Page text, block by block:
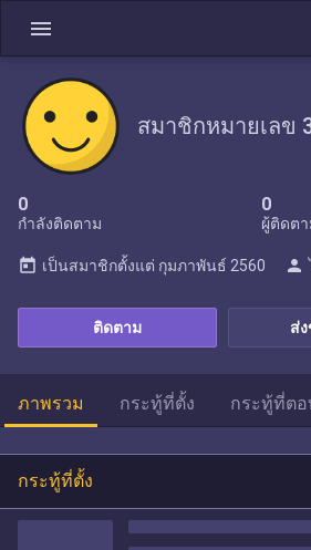
menu
สมาชิกหมายเลข
0
กำลังติดตาม
0
ผู้ติดต
ส่
ติดตาม
today เป็นสมาชิกตั้งแต่ กุมภาพันธ์ 2560 person
ภาพรวม กระทู้ที่ตั้ง กระทู้ที่ตอ
กระทู้ที่ตั้ง